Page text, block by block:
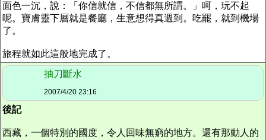
面色一沉，說：「你信就信，不信都無所謂。」呵，玩不起
呢。寶膚靈下層就是餐廳，生意想得真週到。吃罷，就到機場
了。
旅程就如此這般地完成了。
抽刀斷水
2007/4/20 23:16
後記
西藏，一個特別的國度，令人回味無窮的地方。還有那動人的